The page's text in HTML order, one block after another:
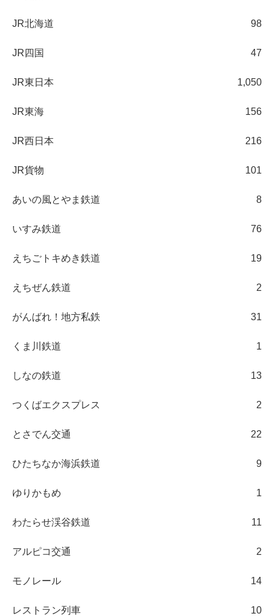
JR北海道 98
JR四国 47
JR東日本 1,050
JR東海 156
JR西日本 216
JR貨物 101
あいの風とやま鉄道 8
いすみ鉄道 76
えちごトキめき鉄道 19
えちぜん鉄道 2
がんばれ！地方私鉄 31
くま川鉄道 1
しなの鉄道 13
つくばエクスプレス 2
とさでん交通 22
ひたちなか海浜鉄道 9
ゆりかもめ 1
わたらせ渓谷鉄道 11
アルピコ交通 2
モノレール 14
レストラン列車 10